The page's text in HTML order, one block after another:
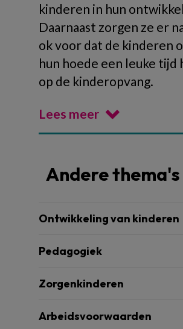
kinderen in hun
Daarnaast zorgen ze er
ok voor dat de kinderen
hun hoede een leuke tijd
op de kinderopvang.
Lees meer
Andere thema's
Ontwikkeling van kinderen
Pedagogiek
Zorgenkinderen
Arbeidsvoorwaarden